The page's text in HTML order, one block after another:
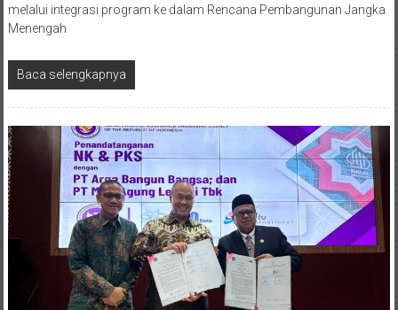
melalui integrasi program ke dalam Rencana Pembangunan Jangka
Menengah
Baca selengkapnya